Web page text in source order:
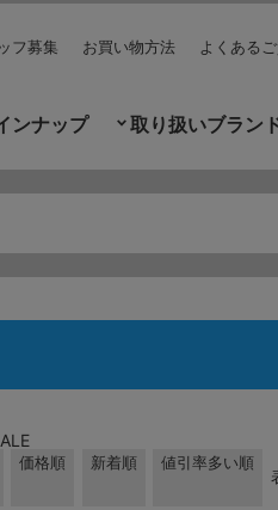
フ募集 お買い物方法 よくある
ンナップ 取り扱いブラン
価格順 新着順 値引率多い順